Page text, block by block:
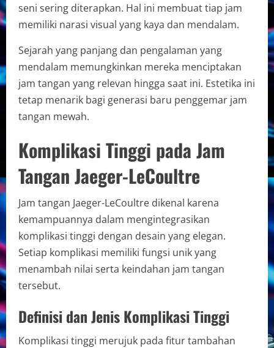
seni sering diterapkan. Hal ini membuat tiap jam
memiliki narasi visual yang kaya dan mendalam.
Sejarah yang panjang dan pengalaman yang
mendalam memungkinkan mereka menciptakan
jam tangan yang relevan hingga saat ini. Estetika ini
tetap menarik bagi generasi baru penggemar jam
tangan mewah.
Komplikasi Tinggi pada Jam
Tangan Jaeger-LeCoultre
Jam tangan Jaeger-LeCoultre dikenal karena
kemampuannya dalam mengintegrasikan
komplikasi tinggi dengan desain yang elegan.
Setiap komplikasi memiliki fungsi unik yang
menambah nilai serta keindahan jam tangan
tersebut.
Definisi dan Jenis Komplikasi Tinggi
Komplikasi tinggi merujuk pada fitur tambahan